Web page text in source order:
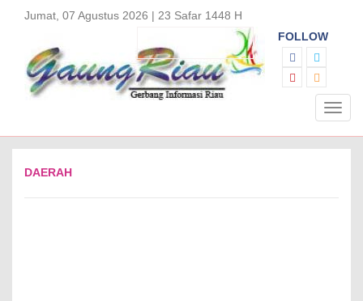
Jumat, 07 Agustus 2026 | 23 Safar 1448 H
FOLLOW
DAERAH